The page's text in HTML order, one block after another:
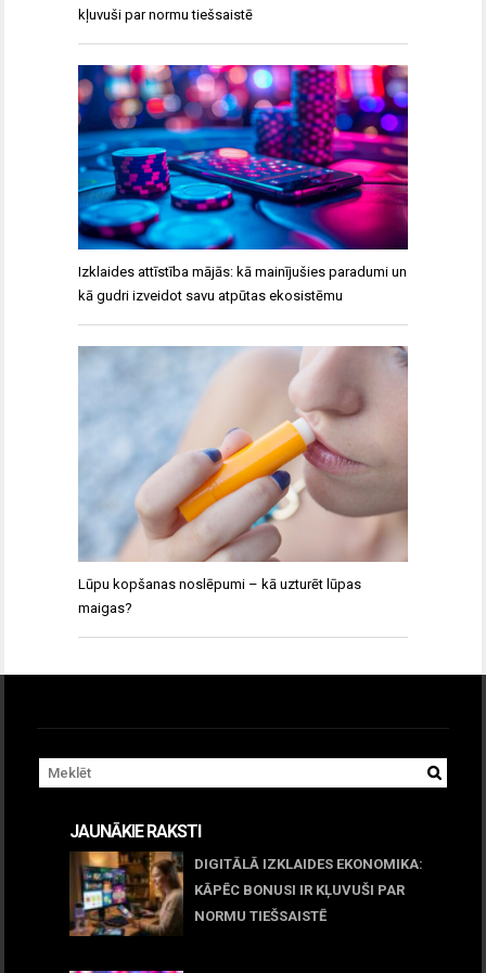
kļuvuši par normu tiešsaistē
Izklaides attīstība mājās: kā mainījušies paradumi un
kā gudri izveidot savu atpūtas ekosistēmu
Lūpu kopšanas noslēpumi – kā uzturēt lūpas
maigas?
JAUNĀKIE RAKSTI
DIGITĀLĀ IZKLAIDES EKONOMIKA:
KĀPĒC BONUSI IR KĻUVUŠI PAR
NORMU TIEŠSAISTĒ